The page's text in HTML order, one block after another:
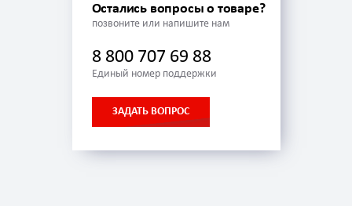
Остались вопросы о товаре?
позвоните или напишите нам
8 800 707 69 88
Единый номер поддержки
ЗАДАТЬ ВОПРОС